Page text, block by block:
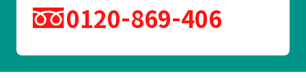
0120 869 406